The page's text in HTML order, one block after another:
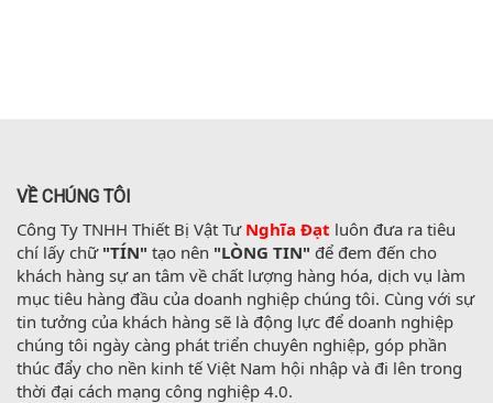
VỀ CHÚNG TÔI
Công Ty TNHH Thiết Bị Vật Tư Nghĩa Đạt luôn đưa ra tiêu
chí lấy chữ "TÍN" tạo nên "LÒNG TIN" để đem đến cho
khách hàng sự an tâm về chất lượng hàng hóa, dịch vụ làm
mục tiêu hàng đầu của doanh nghiệp chúng tôi. Cùng với sự
tin tưởng của khách hàng sẽ là động lực để doanh nghiệp
chúng tôi ngày càng phát triển chuyên nghiệp, góp phần
thúc đẩy cho nền kinh tế Việt Nam hội nhập và đi lên trong
thời đại cách mạng công nghiệp 4.0.